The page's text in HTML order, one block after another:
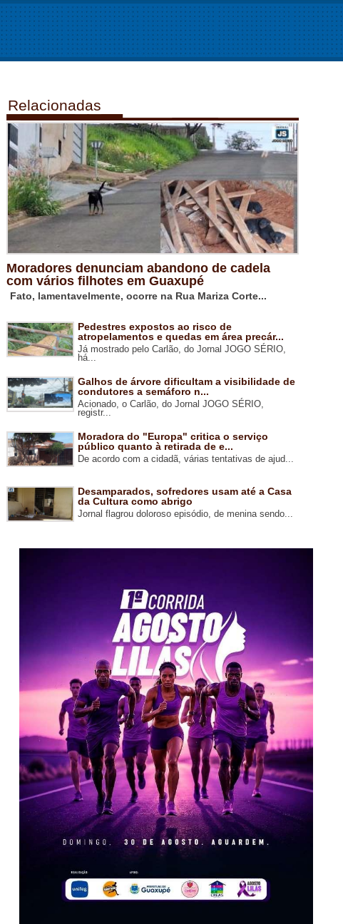
Relacionadas
Moradores denunciam abandono de cadela
com vários filhotes em Guaxupé
Fato, lamentavelmente, ocorre na Rua Mariza Corte...
Pedestres expostos ao risco de
atropelamentos e quedas em área precár...
Já mostrado pelo Carlão, do Jornal JOGO SÉRIO,
há...
Galhos de árvore dificultam a visibilidade de
condutores a semáforo n...
Acionado, o Carlão, do Jornal JOGO SÉRIO,
registr...
Moradora do "Europa" critica o serviço
público quanto à retirada de e...
De acordo com a cidadã, várias tentativas de ajud...
Desamparados, sofredores usam até a Casa
da Cultura como abrigo
Jornal flagrou doloroso episódio, de menina sendo...